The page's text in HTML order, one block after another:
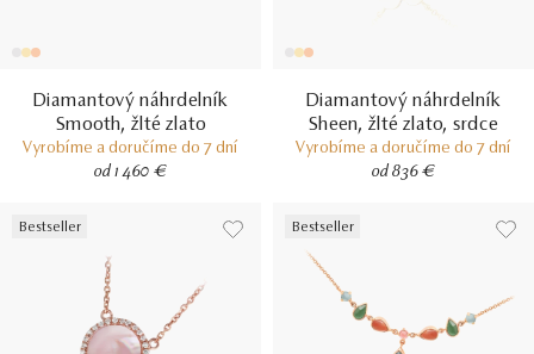
Diamantový náhrdelník
Smooth, žlté zlato
Vyrobíme a doručíme do 7 dní
od 1 460 €
Diamantový náhrdelník
Sheen, žlté zlato, srdce
Vyrobíme a doručíme do 7 dní
od 836 €
Bestseller Bestseller